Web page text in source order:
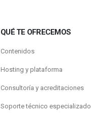
QUÉ TE OFRECEMOS
Contenidos
Hosting y plataforma
Consultoría y acreditaciones
Soporte técnico especializado